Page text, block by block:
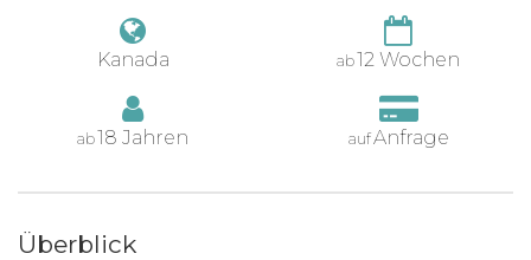
Kanada ab12 Wochen
ab18 Jahren aufAnfrage
Überblick